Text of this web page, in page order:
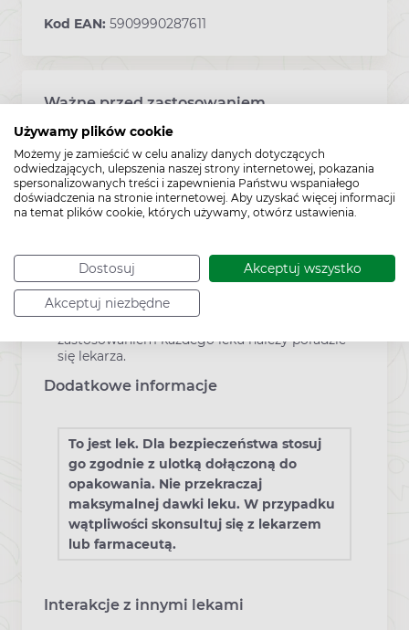
Używamy plików cookie
Możemy je zamieścić w celu analizy danych dotyczących
odwiedzających, ulepszenia naszej strony internetowej, pokazania
spersonalizowanych treści i zapewnienia Państwu wspaniałego
doświadczenia na stronie internetowej. Aby uzyskać więcej informacji
na temat plików cookie, których używamy, otwórz ustawienia.
Dostosuj Akceptuj wszystko
Akceptuj niezbędne
Kod EAN: 5909990287611
Ważne przed zastosowaniem
Ostrzeżenia
W przypadku ran zakażonych (obecność
wydzieliny ropnej w obrębie zmiany na
skórze) lek Solcoseryl powinien być
Ciąża i laktacja
zastosowaniem każdego leku należy poradzić
się lekarza.
Dodatkowe informacje
To jest lek. Dla bezpieczeństwa stosuj
go zgodnie z ulotką dołączoną do
opakowania. Nie przekraczaj
maksymalnej dawki leku. W przypadku
wątpliwości skonsultuj się z lekarzem
lub farmaceutą.
Interakcje z innymi lekami